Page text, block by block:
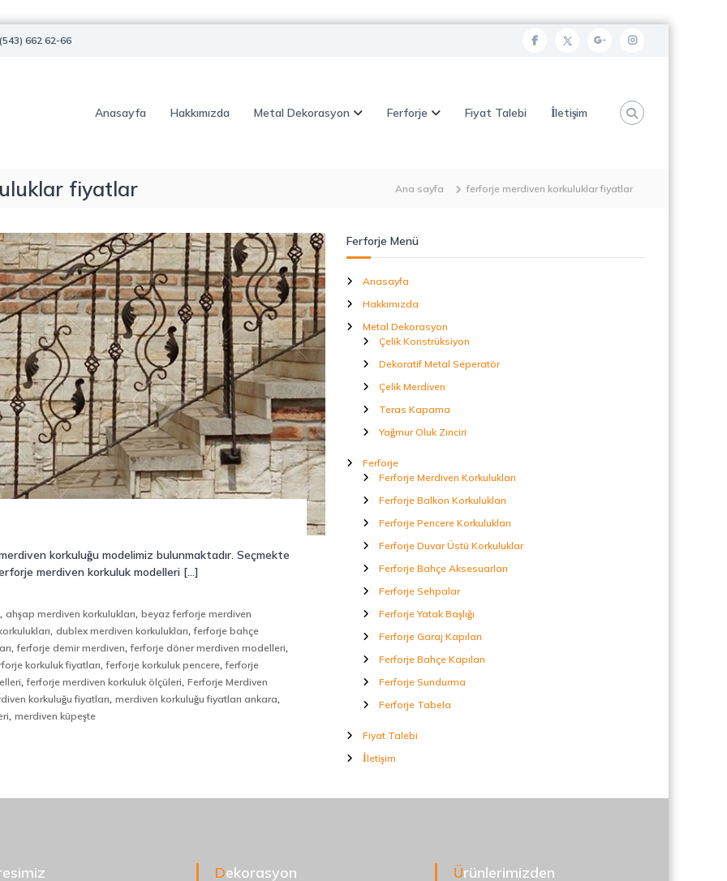
662 62-66 f
o
t
t
r
g
p
s
i
t
Anasayfa Hakkımızda Metal Dekorasyon Ferforje Fiyat Talebi İletişim
fiyatlar Ana sayfa ferforje merdiven korkuluklar fiyatlar
korkuluğu modelimiz bulunmaktadır. Seçmekte
merdiven korkuluk modelleri […]
,ahşap merdiven korkulukları,beyaz ferforje merdiven
,dublex merdiven korkulukları,ferforje bahçe
,ferforje demir merdiven,ferforje döner merdiven modelleri,
korkuluk fiyatları,ferforje korkuluk pencere,ferforje
,ferforje merdiven korkuluk ölçüleri,Ferforje Merdiven
korkuluğu fiyatları,merdiven korkuluğu fiyatları ankara,
,merdiven küpeşte
Ferforje Menü
Anasayfa
Hakkımızda
Metal Dekorasyon
Çelik Konstrüksiyon
Dekoratif Metal Seperatör
Çelik Merdiven
Teras Kapama
Yağmur Oluk Zinciri
Ferforje
Ferforje Merdiven Korkulukları
Ferforje Balkon Korkulukları
Ferforje Pencere Korkulukları
Ferforje Duvar Üstü Korkuluklar
Ferforje Bahçe Aksesuarları
Ferforje Sehpalar
Ferforje Yatak Başlığı
Ferforje Garaj Kapıları
Ferforje Bahçe Kapıları
Ferforje Sundurma
Ferforje Tabela
Fiyat Talebi
İletişim
Dekorasyon Ürünlerimizden